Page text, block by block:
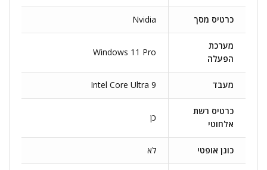
כרטיס מסך Nvidia
מערכת
הפעלה
Windows 11 Pro
מעבד Intel Core Ultra 9
כרטיס רשת
אלחוטי
כן
כונן אופטי לא